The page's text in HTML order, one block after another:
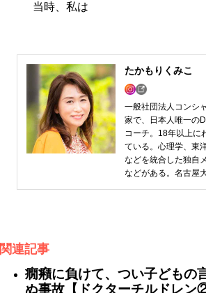
当時、私は
たかもりくみこ
一般社団法人コンシ
家で、日本人唯一の
コーチ。18年以上に
ている。心理学、東
などを統合した独自
などがある。名古屋
関連記事
癇癪に負けて、つい子どもの
ぬ事故【ドクターチルドレン②